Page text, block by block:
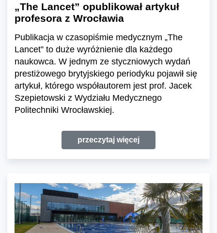
„The Lancet” opublikował artykuł
profesora z Wrocławia
Publikacja w czasopiśmie medycznym „The
Lancet” to duże wyróżnienie dla każdego
naukowca. W jednym ze styczniowych wydań
prestiżowego brytyjskiego periodyku pojawił się
artykuł, którego współautorem jest prof. Jacek
Szepietowski z Wydziału Medycznego
Politechniki Wrocławskiej.
przeczytaj więcej